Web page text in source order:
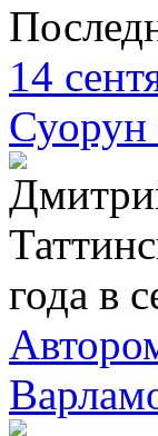
14
Суорун
года в